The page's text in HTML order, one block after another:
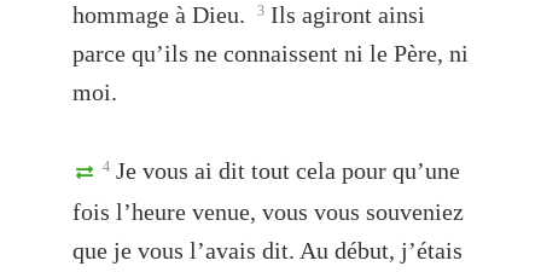
hommage à Dieu.
3 Ils agiront ainsi
parce qu’ils ne connaissent ni le Père, ni
moi.
4 Je vous ai dit tout cela pour qu’une
fois l’heure venue, vous vous souveniez
que je vous l’avais dit. Au début, j’étais